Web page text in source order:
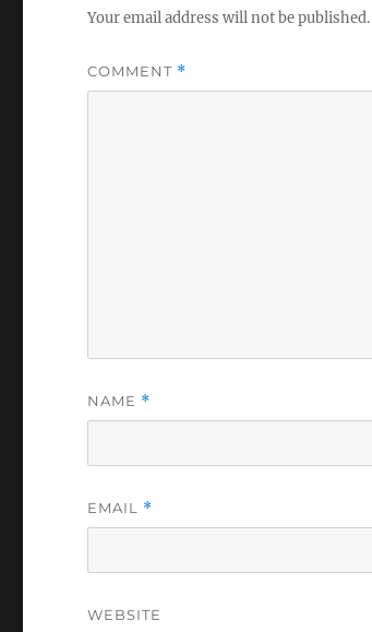
Your email address will not be published.
COMMENT *
NAME *
EMAIL *
WEBSITE